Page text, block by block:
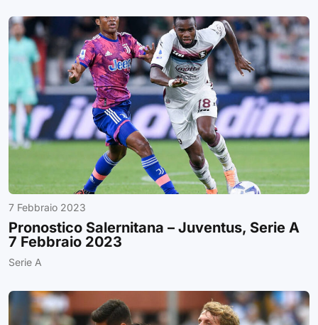
7 Febbraio 2023
Pronostico Salernitana – Juventus, Serie A
7 Febbraio 2023
Serie A